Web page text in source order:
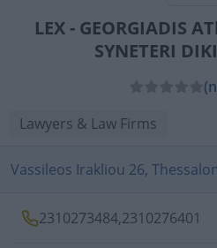
LEX - GEORGIADIS
SYNETERI
Lawyers & Law Firms
Vassileos Irakliou 26,
2310273484,2310276401